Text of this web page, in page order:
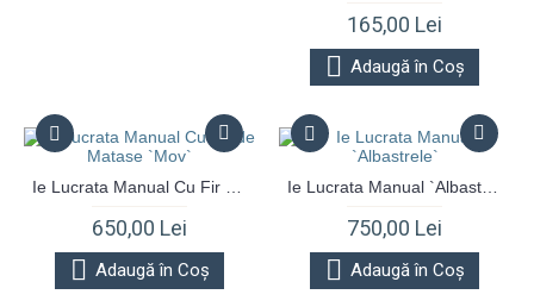
165,00 Lei
Adaugă în Coş
650,00 Lei
Adaugă în Coş
750,00 Lei
Adaugă în Coş